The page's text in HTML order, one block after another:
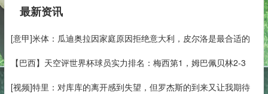
最新资讯
[意甲]米体：瓜迪奥拉因家庭原因拒绝意大利，皮尔洛是最合适的
【巴西】天空评世界杯球员实力排名：梅西第1，姆巴佩贝林2-3
[视频]特里：对库库的离开感到失望，但罗杰斯的到来又让我期待